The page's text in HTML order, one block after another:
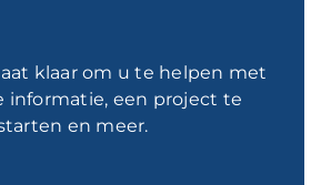
klaar om u te helpen met
informatie, een project te
en meer.